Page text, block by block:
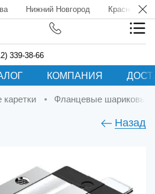
Нижний Новгород Краснодар
339-38-66
КОМПАНИЯ
каретки Фланцевые шариковые
Назад